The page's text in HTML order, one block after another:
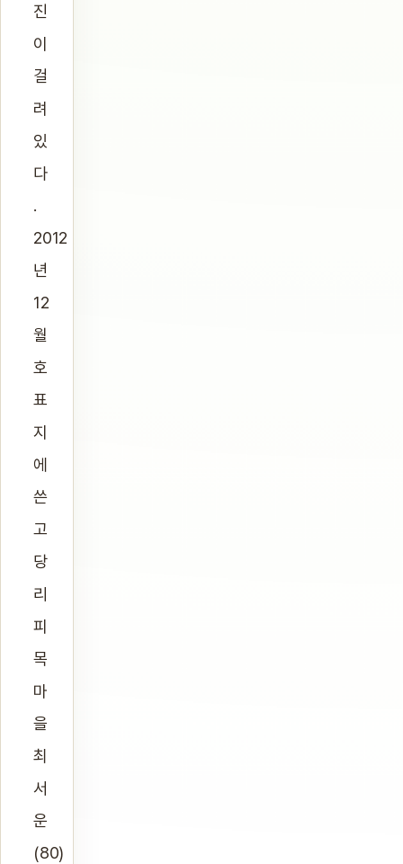
진
이
걸
려
있
다
.
2012
년
12
월
호
표
지
에
쓴
고
당
리
피
목
마
을
최
서
운
(80)